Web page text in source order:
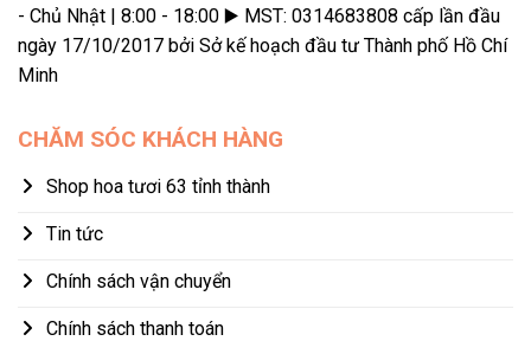
- Chủ Nhật | 8:00 - 18:00 ▶️ MST: 0314683808 cấp lần đầu
ngày 17/10/2017 bởi Sở kế hoạch đầu tư Thành phố Hồ Chí
Minh
CHĂM SÓC KHÁCH HÀNG
Shop hoa tươi 63 tỉnh thành
Tin tức
Chính sách vận chuyển
Chính sách thanh toán